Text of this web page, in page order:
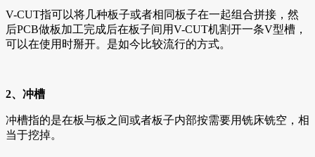
V-CUT指可以将几种板子或者相同板子在一起组合拼接，然
后PCB做板加工完成后在板子间用V-CUT机割开一条V型槽，
可以在使用时掰开。是如今比较流行的方式。
2、冲槽
冲槽指的是在板与板之间或者板子内部按需要用铣床铣空，相
当于挖掉。